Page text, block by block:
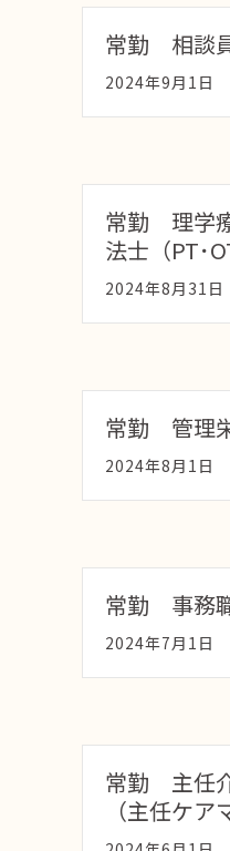
常勤 相談
2024年9月1日
常勤 理学
法士（PT･
2024年8月31日
常勤 管理
2024年8月1日
常勤 事務
2024年7月1日
常勤 主任
（主任ケア